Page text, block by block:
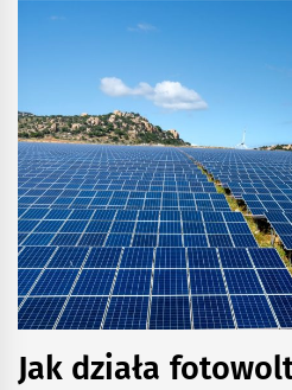
Jak działa